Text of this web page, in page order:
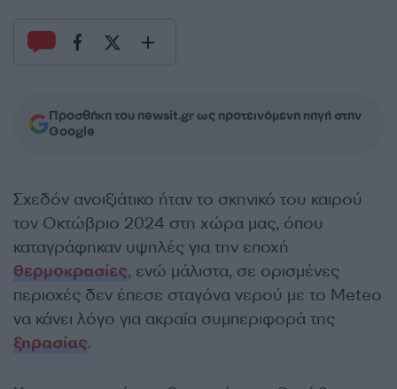
Προσθήκη του newsit.gr ως προτεινόμενη πηγή στην
Google
Σχεδόν ανοιξιάτικο ήταν το σκηνικό του καιρού
τον Οκτώβριο 2024 στη χώρα μας, όπου
καταγράφηκαν υψηλές για την εποχή
θερμοκρασίες, ενώ μάλιστα, σε ορισμένες
περιοχές δεν έπεσε σταγόνα νερού με το Meteo
να κάνει λόγο για ακραία συμπεριφορά της
ξηρασίας.